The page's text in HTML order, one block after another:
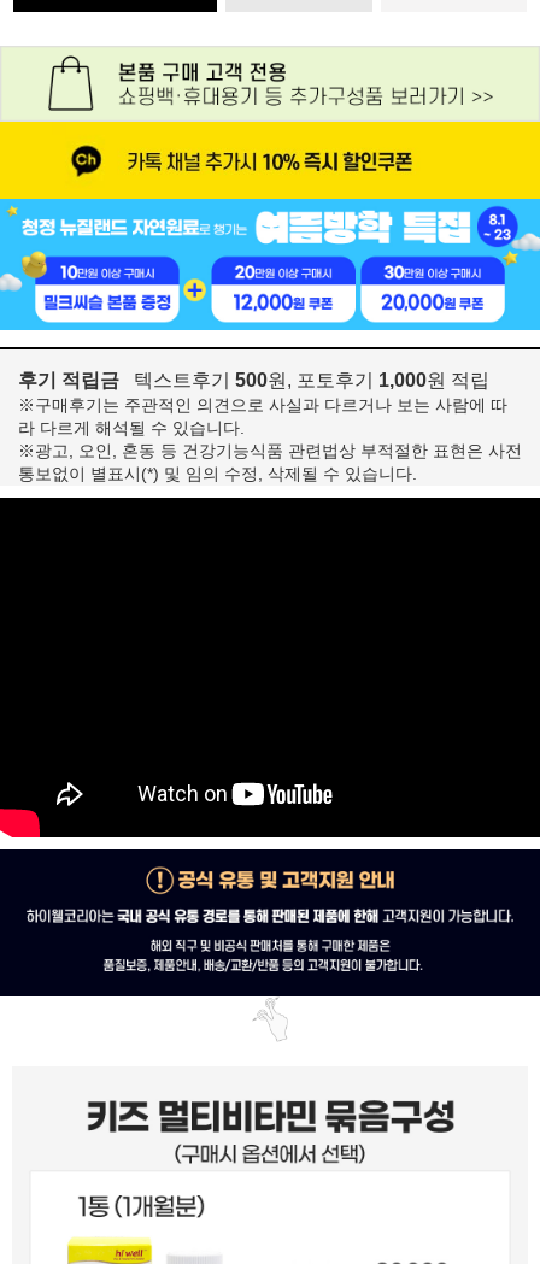
후기 적립금 텍스트후기 500원, 포토후기 1,000원 적립
※구매후기는 주관적인 의견으로 사실과 다르거나 보는 사람에 따
라 다르게 해석될 수 있습니다.
※광고, 오인, 혼동 등 건강기능식품 관련법상 부적절한 표현은 사전
통보없이 별표시(*) 및 임의 수정, 삭제될 수 있습니다.